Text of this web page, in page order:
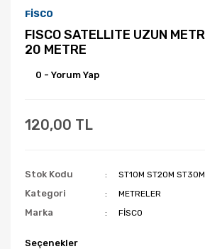
FİSCO
FISCO SATELLITE UZUN
20 METRE
0 - Yorum Yap
120,00 TL
Stok Kodu ST10M ST20M
Kategori METRELER
Marka FİSCO
Seçenekler